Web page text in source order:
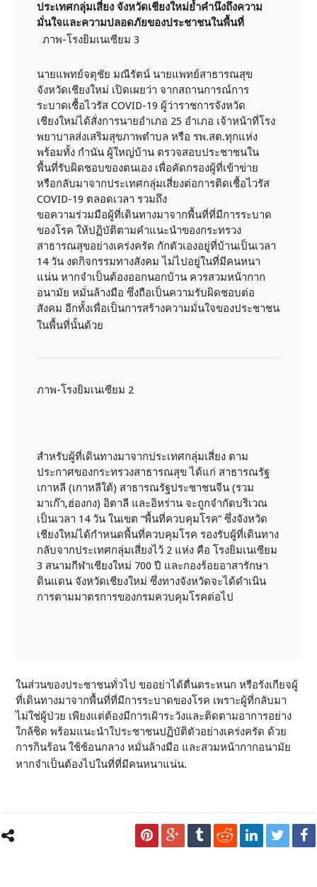
ประเทศกลุ่มเสี่ยง จังหวัดเชียงใหม่ย้ำคำนึงถึงความ
มั่นใจและความปลอดภัยของประชาชนในพื้นที่
ภาพ-โรงยิมเนเซียม 3
นายแพทย์จตุชัย มณีรัตน์ นายแพทย์สาธารณสุข
จังหวัดเชียงใหม่ เปิดเผยว่า จากสถานการณ์การ
ระบาดเชื้อไวรัส COVID-19 ผู้ว่าราชการจังหวัด
เชียงใหม่ได้สั่งการนายอำเภอ 25 อำเภอ เจ้าหน้าที่โรง
พยาบาลส่งเสริมสุขภาพตำบล หรือ รพ.สต.ทุกแห่ง
พร้อมทั้ง กำนัน ผู้ใหญ่บ้าน ตรวจสอบประชาชนใน
พื้นที่รับผิดชอบของตนเอง เพื่อคัดกรองผู้ที่เข้าข่าย
หรือกลับมาจากประเทศกลุ่มเสี่ยงต่อการติดเชื้อไวรัส
COVID-19 ตลอดเวลา รวมถึง
ขอความร่วมมือผู้ที่เดินทางมาจากพื้นที่ที่มีการระบาด
ของโรค ให้ปฏิบัติตามคำแนะนำของกระทรวง
สาธารณสุขอย่างเคร่งครัด กักตัวเองอยู่ที่บ้านเป็นเวลา
14 วัน งดกิจกรรมทางสังคม ไม่ไปอยู่ในที่มีคนหนา
แน่น หากจำเป็นต้องออกนอกบ้าน ควรสวมหน้ากาก
อนามัย หมั่นล้างมือ ซึ่งถือเป็นความรับผิดชอบต่อ
สังคม อีกทั้งเพื่อเป็นการสร้างความมั่นใจของประชาชน
ในพื้นที่นั้นด้วย
ภาพ-โรงยิมเนเซียม 2
สำหรับผู้ที่เดินทางมาจากประเทศกลุ่มเสี่ยง ตาม
ประกาศของกระทรวงสาธารณสุข ได้แก่ สาธารณรัฐ
เกาหลี (เกาหลีใต้) สาธารณรัฐประชาชนจีน (รวม
มาเก๊า,ฮ่องกง) อิตาลี และอิหร่าน จะถูกจำกัดบริเวณ
เป็นเวลา 14 วัน ในเขต “พื้นที่ควบคุมโรค” ซึ่งจังหวัด
เชียงใหม่ได้กำหนดพื้นที่ควบคุมโรค รองรับผู้ที่เดินทาง
กลับจากประเทศกลุ่มเสี่ยงไว้ 2 แห่ง คือ โรงยิมเนเซียม
3 สนามกีฬาเชียงใหม่ 700 ปี และกองร้อยอาสารักษา
ดินแดน จังหวัดเชียงใหม่ ซึ่งทางจังหวัดจะได้ดำเนิน
การตามมาตรการของกรมควบคุมโรคต่อไป
ในส่วนของประชาชนทั่วไป ขออย่าได้ตื่นตระหนก หรือรังเกียจผู้
ที่เดินทางมาจากพื้นที่ที่มีการระบาดของโรค เพราะผู้ที่กลับมา
ไม่ใช่ผู้ป่วย เพียงแต่ต้องมีการเฝ้าระวังและติดตามอาการอย่าง
ใกล้ชิด พร้อมแนะนำใประชาชนปฏิบัติตัวอย่างเคร่งครัด ด้วย
การกินร้อน ใช้ช้อนกลาง หมั่นล้างมือ และสวมหน้ากากอนามัย
หากจำเป็นต้องไปในที่ที่มีคนหนาแน่น.